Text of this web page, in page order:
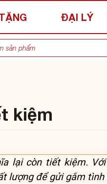
ĐẠI LÝ
kiệm
lại còn tiết kiệm.
lượng để gửi gắm